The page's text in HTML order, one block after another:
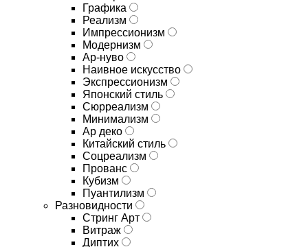
Графика
Реализм
Импрессионизм
Модернизм
Ар-нуво
Наивное искусство
Экспрессионизм
Японский стиль
Сюрреализм
Минимализм
Ар деко
Китайский стиль
Соцреализм
Прованс
Кубизм
Пуантилизм
Разновидности
Стринг Арт
Витраж
Диптих